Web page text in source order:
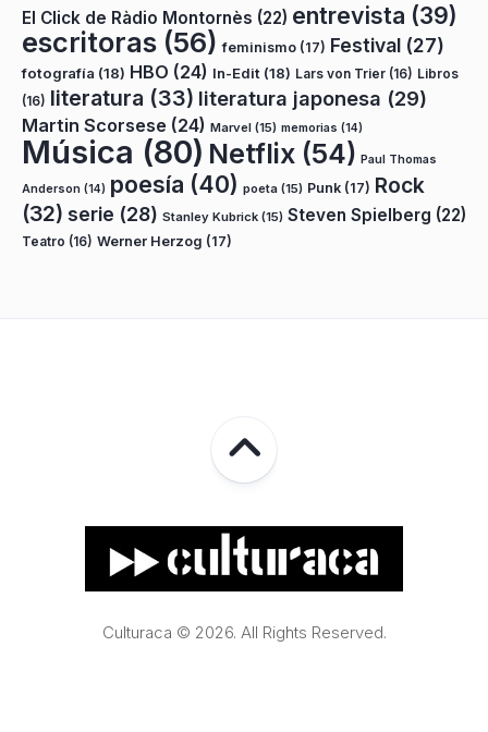
El Click de Ràdio Montornès (22) entrevista (39)
escritoras (56) feminismo (17) Festival (27)
fotografía (18) HBO (24) In-Edit (18) Lars von Trier (16) Libros
(16) literatura (33) literatura japonesa (29)
Martin Scorsese (24) Marvel (15) memorias (14)
Música (80) Netflix (54) Paul Thomas
Anderson (14) poesía (40) poeta (15) Punk (17) Rock
(32) serie (28) Stanley Kubrick (15) Steven Spielberg (22)
Teatro (16) Werner Herzog (17)
Culturaca © 2026. All Rights Reserved.